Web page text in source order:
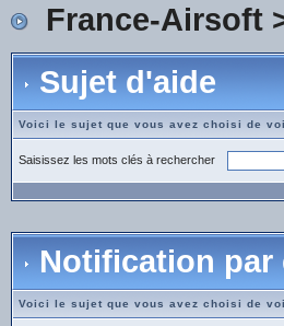
France-Airsoft
Sujet d'aide
Voici le sujet que vous avez choisi de
Saisissez les mots clés à rechercher
Notification par
Voici le sujet que vous avez choisi de